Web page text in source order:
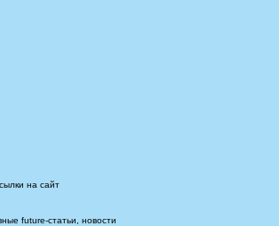
на сайт
future-статьи, новости